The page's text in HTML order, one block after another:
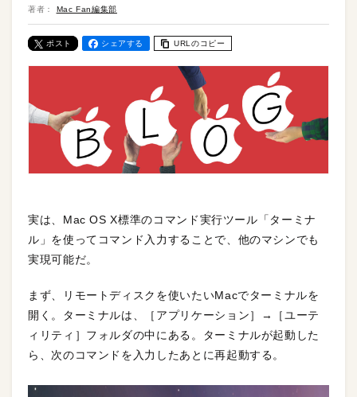
著者： Mac Fan編集部
ポスト シェアする URLのコピー
実は、Mac OS X標準のコマンド実行ツール「ターミナ
ル」を使ってコマンド入力することで、他のマシンでも
実現可能だ。
まず、リモートディスクを使いたいMacでターミナルを
開く。ターミナルは、［アプリケーション］→［ユーテ
ィリティ］フォルダの中にある。ターミナルが起動した
ら、次のコマンドを入力したあとに再起動する。